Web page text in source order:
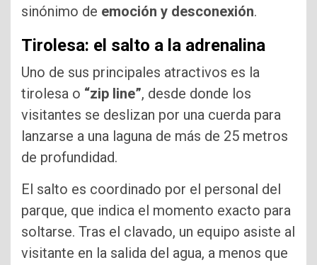
sinónimo de emoción y desconexión.
Tirolesa: el salto a la adrenalina
Uno de sus principales atractivos es la
tirolesa o “zip line”, desde donde los
visitantes se deslizan por una cuerda para
lanzarse a una laguna de más de 25 metros
de profundidad.
El salto es coordinado por el personal del
parque, que indica el momento exacto para
soltarse. Tras el clavado, un equipo asiste al
visitante en la salida del agua, a menos que